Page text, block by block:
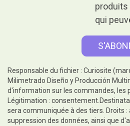
qui
Responsable du fichier : Curiosite
Milimetrado Diseño y Producción
d'information sur les commandes, les
Légitimation :
sera communiquée à des tiers. Droits
suppression des données, ainsi que